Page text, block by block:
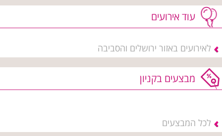
עוד אירועים
לאירועים באזור ירושלים והסביבה
מבצעים בקניון
לכל המבצעים